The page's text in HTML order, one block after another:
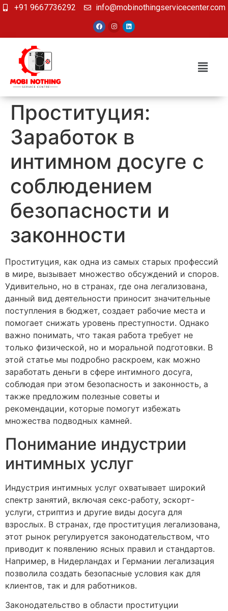
+91 9667736292 info@mobinothingservicecenter.com
Проституция:
Заработок в
интимном досуге с
соблюдением
безопасности и
законности
Проституция, как одна из самых старых профессий
в мире, вызывает множество обсуждений и споров.
Удивительно, но в странах, где она легализована,
данный вид деятельности приносит значительные
поступления в бюджет, создает рабочие места и
помогает снижать уровень преступности. Однако
важно понимать, что такая работа требует не
только физической, но и моральной подготовки. В
этой статье мы подробно раскроем, как можно
заработать деньги в сфере интимного досуга,
соблюдая при этом безопасность и законность, а
также предложим полезные советы и
рекомендации, которые помогут избежать
множества подводных камней.
Понимание индустрии
интимных услуг
Индустрия интимных услуг охватывает широкий
спектр занятий, включая секс-работу, эскорт-
услуги, стриптиз и другие виды досуга для
взрослых. В странах, где проституция легализована,
этот рынок регулируется законодательством, что
приводит к появлению ясных правил и стандартов.
Например, в Нидерландах и Германии легализация
позволила создать безопасные условия как для
клиентов, так и для работников.
Законодательство в области проституции